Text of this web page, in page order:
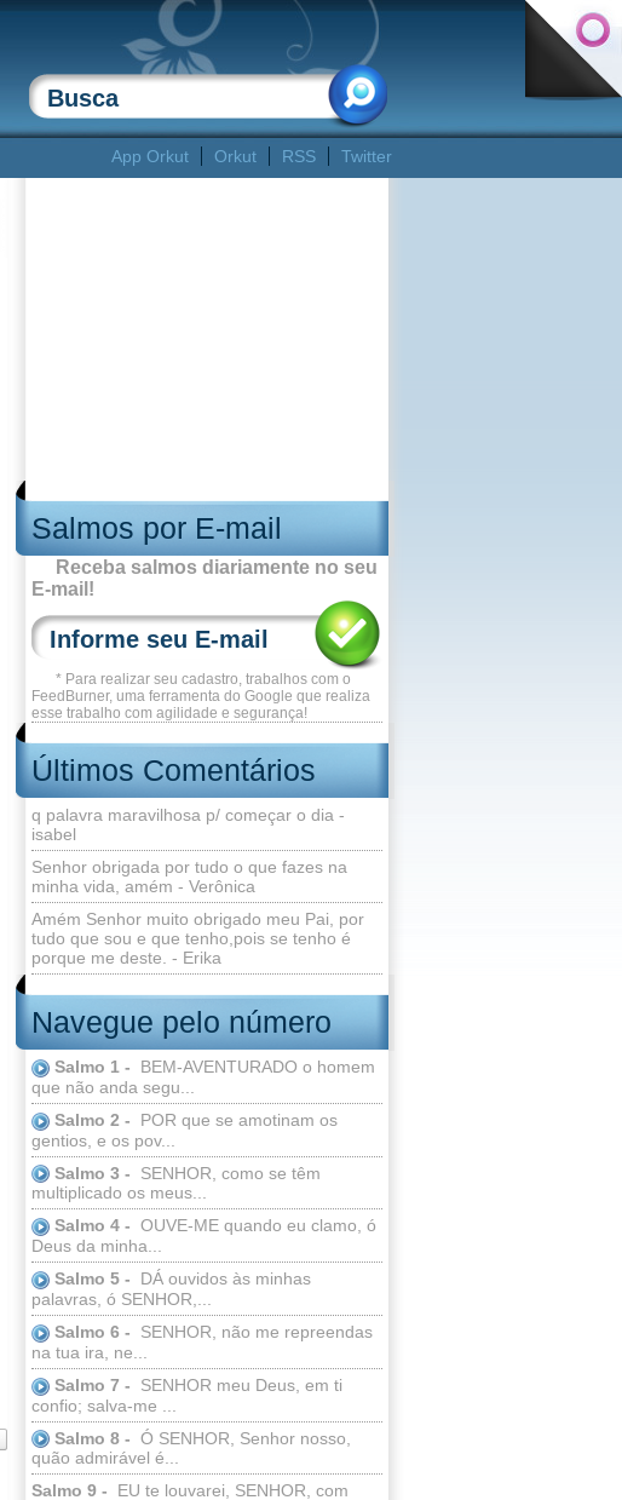
App Orkut Orkut RSS Twitter
Salmos por E-mail
Receba salmos diariamente no seu
E-mail!
* Para realizar seu cadastro, trabalhos com o
FeedBurner, uma ferramenta do Google que realiza
esse trabalho com agilidade e segurança!
Últimos Comentários
q palavra maravilhosa p/ começar o dia -
isabel
Senhor obrigada por tudo o que fazes na
minha vida, amém - Verônica
Amém Senhor muito obrigado meu Pai, por
tudo que sou e que tenho,pois se tenho é
porque me deste. - Erika
Navegue pelo número
Salmo 1 -
BEM-AVENTURADO o homem
que não anda segu...
Salmo 2 -
POR que se amotinam os
gentios, e os pov...
Salmo 3 -
SENHOR, como se têm
multiplicado os meus...
Salmo 4 - OUVE-ME quando eu clamo, ó
Deus da minha...
Salmo 5 -
DÁ ouvidos às minhas
palavras, ó SENHOR,...
Salmo 6 -
SENHOR, não me repreendas
na tua ira, ne...
Salmo 7 -
SENHOR meu Deus, em ti
confio; salva-me ...
Salmo 8 - Ó SENHOR, Senhor nosso,
quão admirável é...
Salmo 9 -
EU te louvarei, SENHOR, com